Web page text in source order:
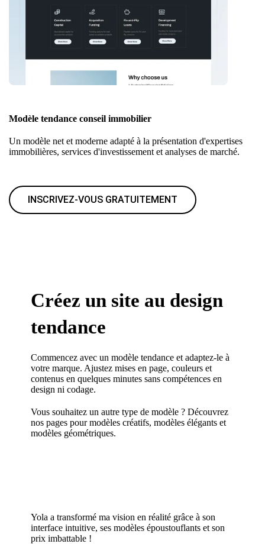
Modèle tendance conseil immobilier
Un modèle net et moderne adapté à la présentation d'expertises
immobilières, services d'investissement et analyses de marché.
INSCRIVEZ-VOUS GRATUITEMENT
Créez un site au design
tendance
Commencez avec un modèle tendance et adaptez-le à
votre marque. Ajustez mises en page, couleurs et
contenus en quelques minutes sans compétences en
design ni codage.
Vous souhaitez un autre type de modèle ? Découvrez
nos pages pourmodèles créatifs,modèles élégants et
modèles géométriques.
Yola a transformé ma vision en réalité grâce à son
interface intuitive, ses modèles époustouflants et son
prix imbattable !